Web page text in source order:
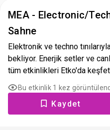
MEA - Electronic/
Sahne
Elektronik ve techno
bekliyor. Enerjik setler ve
tüm etkinlikleri Etko'da
Bu etkinlik 1 kez
Kaydet